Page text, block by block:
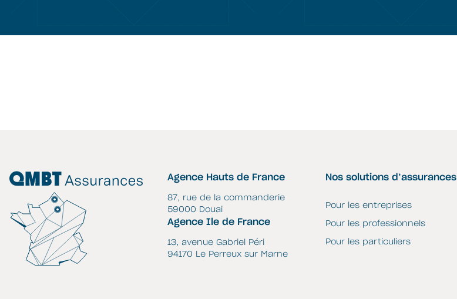
Agence Hauts de France
87, rue de la commanderie
59000 Douai
Agence Ile de France
13, avenue Gabriel Péri
94170 Le Perreux sur Marne
Nos solutions d’assurances
Pour les entreprises
Pour les professionnels
Pour les particuliers